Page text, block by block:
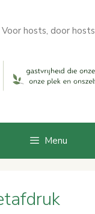
Voor hosts, door hosts
Menu